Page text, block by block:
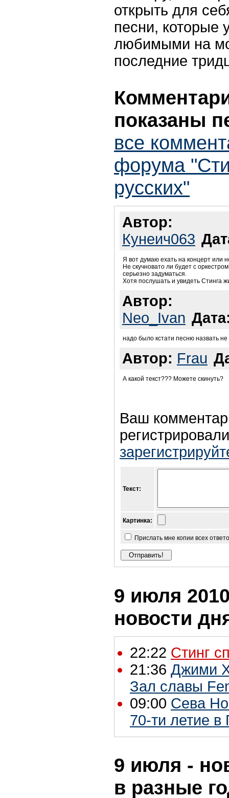
открыть для
песни, которые
любимыми на
последние
показаны
все
форума
русских"
Автор:
Кунеич063
Я вот думаю ехать на концерт или
Не скучновато ли будет с
серьезно задуматься.
Хотя послушать и увидеть Стинга
Автор:
Neo_Ivan
надо было кстати песню назвать
Автор: Frau
А какой текст??? Можете скинуть?
Ваш
Текст:
Картинка:
Прислать мне копии всех
9 июля
новости
22:22 Стинг
21:36 Джими
Зал славы
09:00 Сева
70-ти летие в
9 июля -
в разные